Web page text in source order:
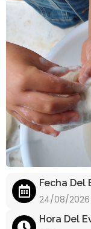
Fecha Del
24/08/2026
Hora Del